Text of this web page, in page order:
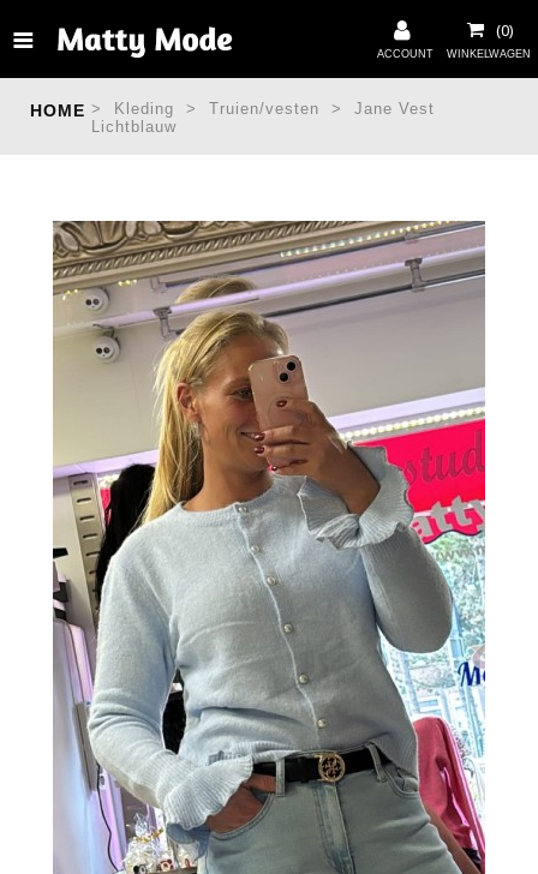
HOME > Kleding > Truien/vesten >
Jane Vest
Lichtblauw